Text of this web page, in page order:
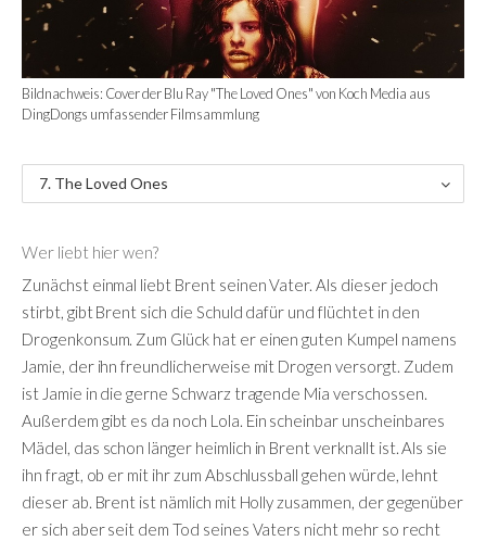
Bildnachweis: Cover der Blu Ray "The Loved Ones" von Koch Media aus
DingDongs umfassender Filmsammlung
7. The Loved Ones
Wer liebt hier wen?
Zunächst einmal liebt Brent seinen Vater. Als dieser jedoch
stirbt, gibt Brent sich die Schuld dafür und flüchtet in den
Drogenkonsum. Zum Glück hat er einen guten Kumpel namens
Jamie, der ihn freundlicherweise mit Drogen versorgt. Zudem
ist Jamie in die gerne Schwarz tragende Mia verschossen.
Außerdem gibt es da noch Lola. Ein scheinbar unscheinbares
Mädel, das schon länger heimlich in Brent verknallt ist. Als sie
ihn fragt, ob er mit ihr zum Abschlussball gehen würde, lehnt
dieser ab. Brent ist nämlich mit Holly zusammen, der gegenüber
er sich aber seit dem Tod seines Vaters nicht mehr so recht